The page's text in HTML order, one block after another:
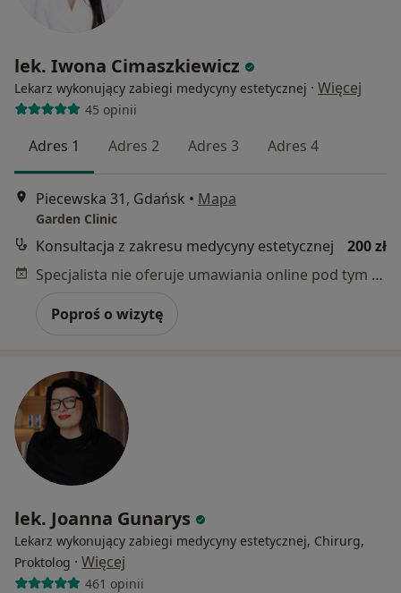
lek. Iwona Cimaszkiewicz
Lekarz wykonujący zabiegi medycyny estetycznej · Więcej
45 opinii
Adres 1 Adres 2 Adres 3 Adres 4
Piecewska 31, Gdańsk • Mapa
Garden Clinic
Konsultacja z zakresu medycyny estetycznej
200 zł
Specjalista nie oferuje umawiania online pod tym adresem.
Poproś o wizytę
lek. Joanna Gunarys
Lekarz wykonujący zabiegi medycyny estetycznej, Chirurg,
Proktolog · Więcej
461 opinii